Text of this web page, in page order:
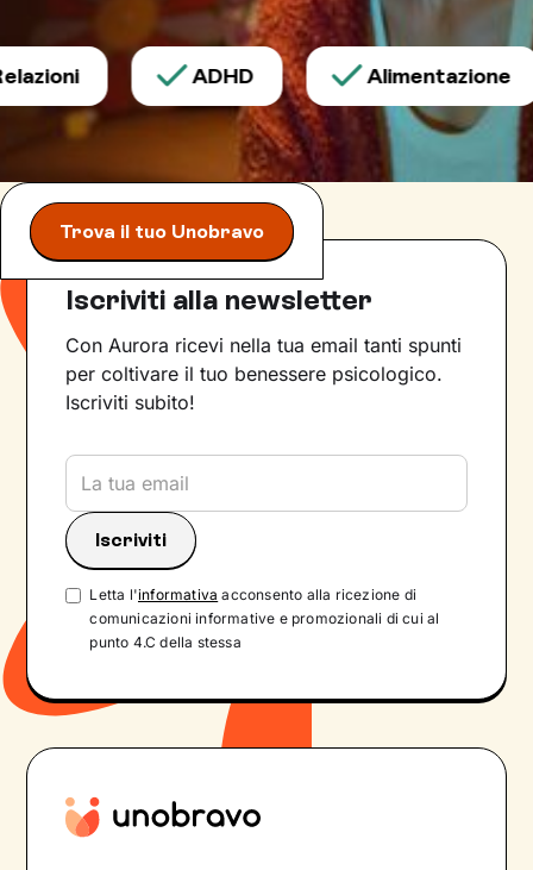
ADHD Alimentazione
Trova il tuo Unobravo
Iscriviti alla newsletter
Con Aurora ricevi nella tua email tanti spunti
per coltivare il tuo benessere psicologico.
Iscriviti subito!
Letta l'informativa acconsento alla ricezione di
comunicazioni informative e promozionali di cui al
punto 4.C della stessa